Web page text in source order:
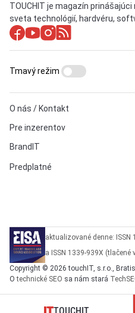
TOUCHIT je magazín
sveta technológií, hardvéru,
O nás / Kontakt
Pre inzerentov
BrandIT
Predplatné
Tmavý režim
aktualizované denne: ISSN
a ISSN 1339-939X (tlačené
Copyright © 2026 touchIT, s.r.o.,
Otechnické SEO sa nám stará
TOUCHIT